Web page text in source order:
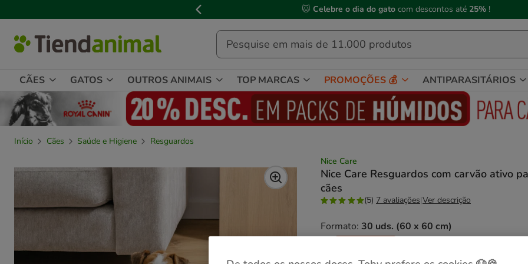
de
mensagem,
🐱 Celebre o dia do gato com descontos até 25% !
CÃES GATOS OUTROS ANIMAIS TOP MARCAS PROMOÇÕES 💰 ANTIPARASITÁRIOS
Início Cães Saúde e Higiene
Resguardos
Nice Care
Nice Care Resguardos com carvão ativo
cães
(5) 7 avaliações|Ver descrição
Formato: 30 uds. (60 x 60 cm)